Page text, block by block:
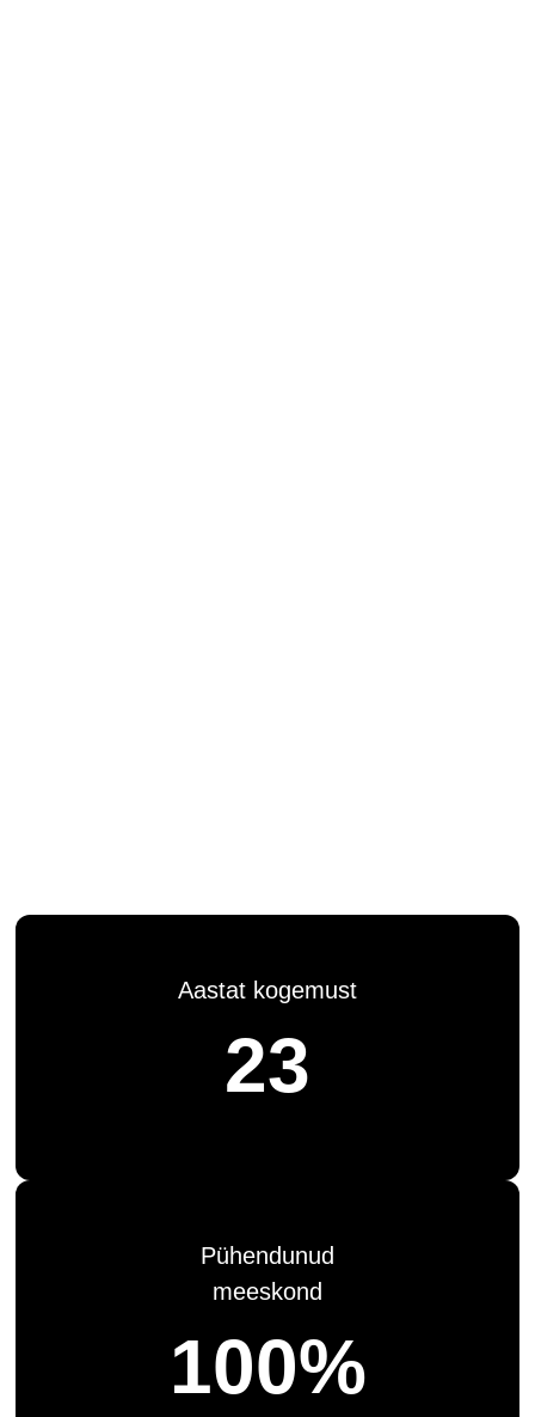
Aastat kogemust
23
Pühendunud
meeskond
100%